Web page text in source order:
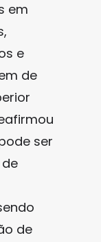
em
e
de
ser
de